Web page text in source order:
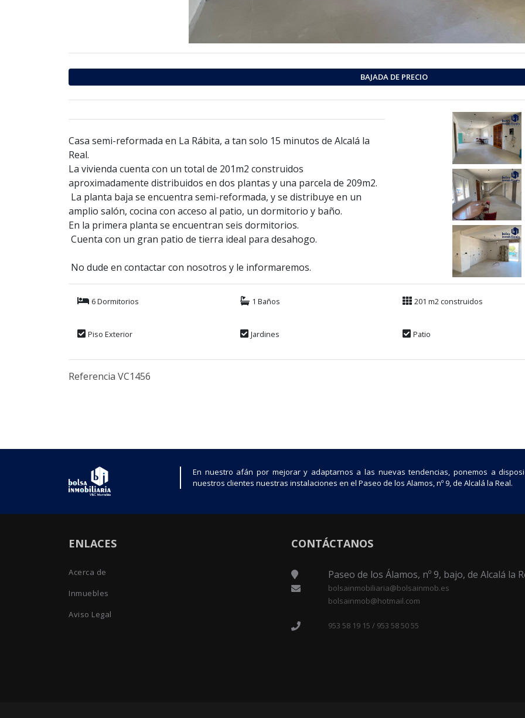
BAJADA DE PRECIO
Casa semi-reformada en La Rábita, a tan solo 15 minutos de Alcalá la
Real.
La vivienda cuenta con un total de 201m2 construidos
aproximadamente distribuidos en dos plantas y una parcela de 209m2.
La planta baja se encuentra semi-reformada, y se distribuye en un
amplio salón, cocina con acceso al patio, un dormitorio y baño.
En la primera planta se encuentran seis dormitorios.
Cuenta con un gran patio de tierra ideal para desahogo.
No dude en contactar con nosotros y le informaremos.
6 Dormitorios 1 Baños 201 m2 construidos
Piso Exterior Jardines Patio
Referencia VC1456
En nuestro afán por mejorar y adaptarnos a las nuevas tendencias, ponemos a
nuestros clientes nuestras instalaciones en el Paseo de los Alamos, nº 9, de Alcalá la Real.
ENLACES
Acerca de
Inmuebles
Aviso Legal
CONTÁCTANOS
Paseo de los Álamos, nº 9, bajo, de Alcalá la
bolsainmobiliaria@bolsainmob.es
bolsainmob@hotmail.com
953 58 19 15 / 953 58 50 55